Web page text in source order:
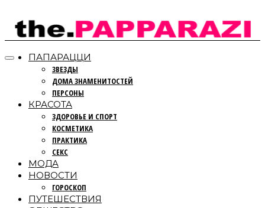
ПАПАРАЦЦИ
ЗВЕЗДЫ
ДОМА ЗНАМЕНИТОСТЕЙ
ПЕРСОНЫ
КРАСОТА
ЗДОРОВЬЕ И СПОРТ
КОСМЕТИКА
ПРАКТИКА
СЕКС
МОДА
НОВОСТИ
ГОРОСКОП
ПУТЕШЕСТВИЯ